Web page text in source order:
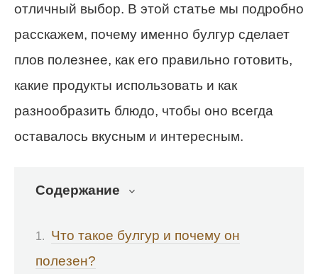
отличный выбор. В этой статье мы подробно
расскажем, почему именно булгур сделает
плов полезнее, как его правильно готовить,
какие продукты использовать и как
разнообразить блюдо, чтобы оно всегда
оставалось вкусным и интересным.
Содержание
Что такое булгур и почему он
полезен?